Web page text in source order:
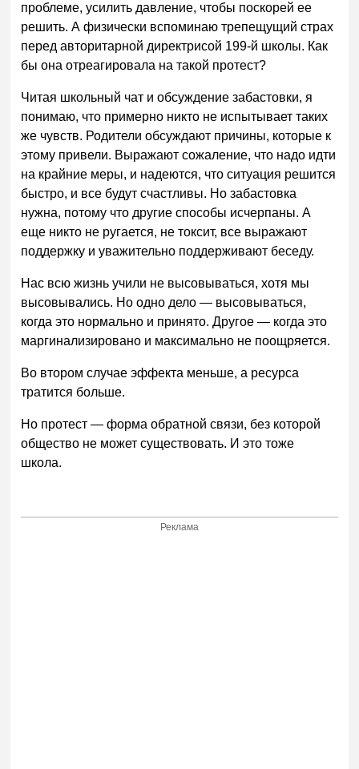
проблеме, усилить давление, чтобы поскорей ее
решить. А физически вспоминаю трепещущий страх
перед авторитарной директрисой 199-й школы. Как
бы она отреагировала на такой протест?
Читая школьный чат и обсуждение забастовки, я
понимаю, что примерно никто не испытывает таких
же чувств. Родители обсуждают причины, которые к
этому привели. Выражают сожаление, что надо идти
на крайние меры, и надеются, что ситуация решится
быстро, и все будут счастливы. Но забастовка
нужна, потому что другие способы исчерпаны. А
еще никто не ругается, не токсит, все выражают
поддержку и уважительно поддерживают беседу.
Нас всю жизнь учили не высовываться, хотя мы
высовывались. Но одно дело — высовываться,
когда это нормально и принято. Другое — когда это
маргинализировано и максимально не поощряется.
Во втором случае эффекта меньше, а ресурса
тратится больше.
Но протест — форма обратной связи, без которой
общество не может существовать. И это тоже
школа.
Реклама